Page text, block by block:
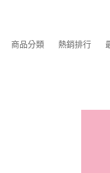
商品分類 熱銷排行